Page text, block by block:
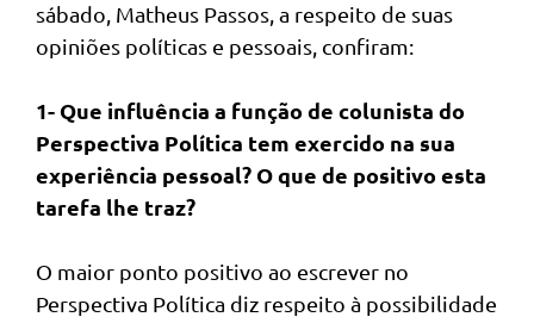
sábado, Matheus Passos, a respeito de suas
opiniões políticas e pessoais, confiram:
1- Que influência a função de colunista do
Perspectiva Política tem exercido na sua
experiência pessoal? O que de positivo esta
tarefa lhe traz?
O maior ponto positivo ao escrever no
Perspectiva Política diz respeito à possibilidade